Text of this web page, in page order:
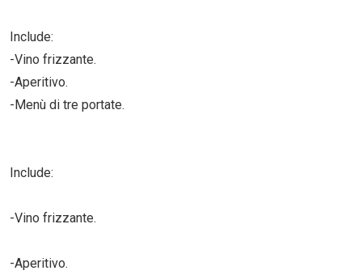
Include:
-Vino frizzante.
-Aperitivo.
-Menù di tre portate.
Include:
-Vino frizzante.
-Aperitivo.